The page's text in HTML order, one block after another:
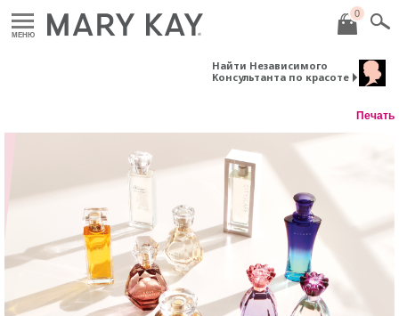
МЕНЮ
0
Найти Независимого
Консультанта по красоте
Печать